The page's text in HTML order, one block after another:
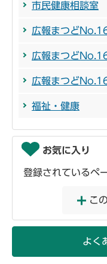
市民健康相談室
広報まつど
広報まつど
広報まつど
福祉・健康
お気に入り
登録されているペ
こ
よく